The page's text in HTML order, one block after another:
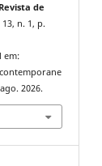
Revista de
13, n. 1, p.
em:
2026.